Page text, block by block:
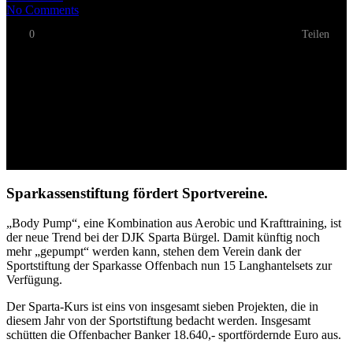
No Comments
Teilen
0
Sparkassenstiftung fördert Sportvereine.
„Body Pump“, eine Kombination aus Aerobic und Krafttraining, ist
der neue Trend bei der DJK Sparta Bürgel. Damit künftig noch
mehr „gepumpt“ werden kann, stehen dem Verein dank der
Sportstiftung der Sparkasse Offenbach nun 15 Langhantelsets zur
Verfügung.
Der Sparta-Kurs ist eins von insgesamt sieben Projekten, die in
diesem Jahr von der Sportstiftung bedacht werden. Insgesamt
schütten die Offenbacher Banker 18.640,- sportfördernde Euro aus.